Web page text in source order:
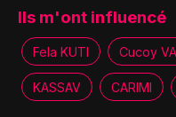
Ils m'ont influencé
Fela KUTI Cucoy
KASSAV CARIMI